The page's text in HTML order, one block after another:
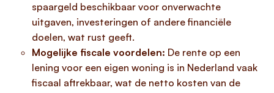
spaargeld beschikbaar voor onverwachte
uitgaven, investeringen of andere financiële
doelen, wat rust geeft.
Mogelijke fiscale voordelen: De rente op een
lening voor een eigen woning is in Nederland vaak
fiscaal aftrekbaar, wat de netto kosten van de